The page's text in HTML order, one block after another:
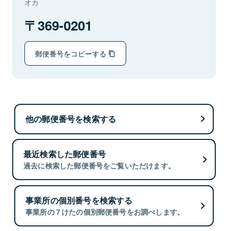
オカ
369-0201
郵便番号をコピーする
他の郵便番号を検索する
最近検索した郵便番号
過去に検索した郵便番号をご覧いただけます。
事業所の個別番号を検索する
事業所の７けたの個別郵便番号をお調べします。